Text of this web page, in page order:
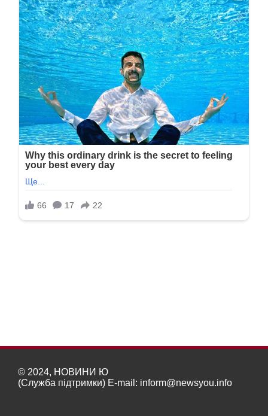
© 2024, НОВИНИ Ю
(Служба підтримки) E-mail: inform@newsyou.info